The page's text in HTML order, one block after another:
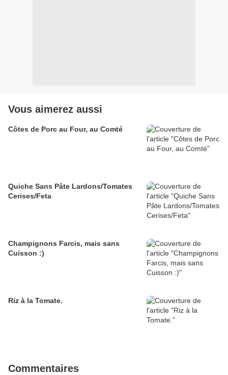
Vous aimerez aussi
Côtes de Porc au Four, au Comté
Quiche Sans Pâte Lardons/Tomates
Cerises/Feta
Champignons Farcis, mais sans
Cuisson :)
Riz à la Tomate.
Commentaires